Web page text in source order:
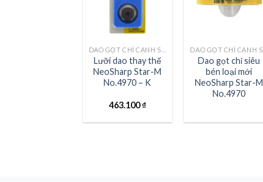
Lưỡi dao thay thế
NeoSharp Star-M
No.4970 – K
463.100₫
Dao gọt chỉ siêu
bén loại mới
NeoSharp Star-M
No.4970